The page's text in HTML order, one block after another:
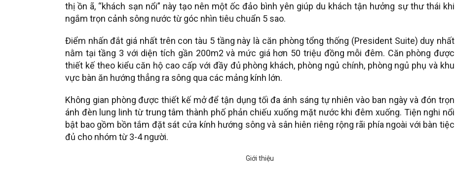
thị ồn ã, “khách sạn nổi” này tạo nên một ốc đảo bình yên giúp du khách tận hưởng sự thư thái khi
ngắm trọn cảnh sông nước từ góc nhìn tiêu chuẩn 5 sao.
Điểm nhấn đắt giá nhất trên con tàu 5 tầng này là căn phòng tổng thống (President Suite) duy nhất
nằm tại tầng 3 với diện tích gần 200m2 và mức giá hơn 50 triệu đồng mỗi đêm. Căn phòng được
thiết kế theo kiểu căn hộ cao cấp với đầy đủ phòng khách, phòng ngủ chính, phòng ngủ phụ và khu
vực bàn ăn hướng thẳng ra sông qua các mảng kính lớn.
Không gian phòng được thiết kế mở để tận dụng tối đa ánh sáng tự nhiên vào ban ngày và đón trọn
ánh đèn lung linh từ trung tâm thành phố phản chiếu xuống mặt nước khi đêm xuống. Tiện nghi nổi
bật bao gồm bồn tắm đặt sát cửa kính hướng sông và sân hiên riêng rộng rãi phía ngoài với bàn tiệc
đủ cho nhóm từ 3-4 người.